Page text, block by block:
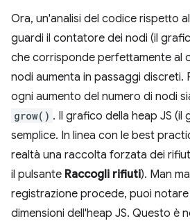
Ora, un'analisi del codice rispetto
guardi il contatore dei nodi (il
che corrisponde perfettamente al
nodi aumenta in passaggi discreti.
ogni aumento del numero di nodi
grow() . Il grafico della heap JS (il
semplice. In linea con le best
realtà una raccolta forzata dei
il pulsante Raccogli rifiuti). Man
registrazione procede, puoi
dimensioni dell'heap JS. Questo è